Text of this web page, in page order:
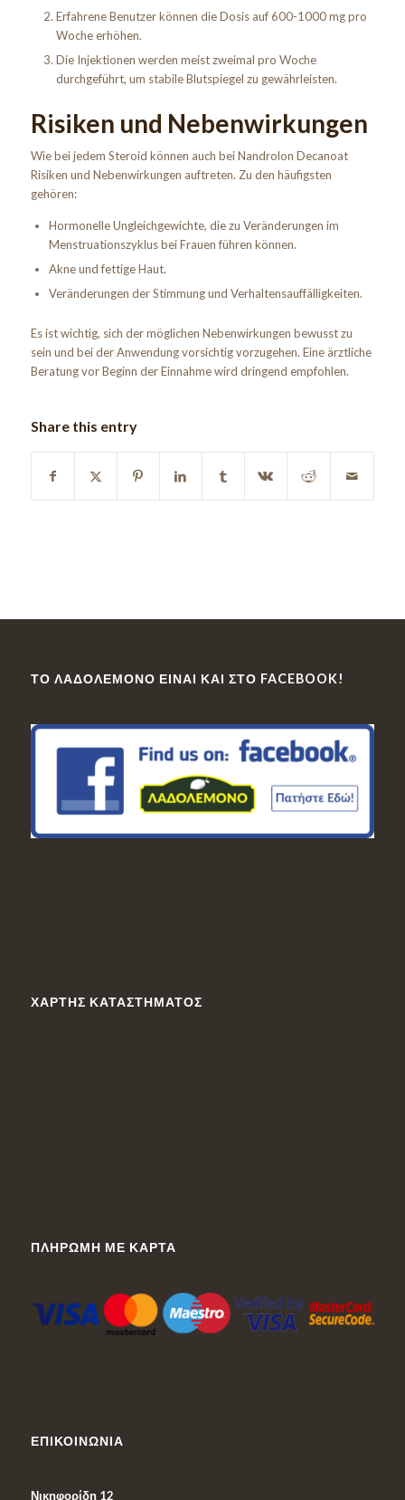
Erfahrene Benutzer können die Dosis auf 600-1000 mg pro
Woche erhöhen.
Die Injektionen werden meist zweimal pro Woche
durchgeführt, um stabile Blutspiegel zu gewährleisten.
Risiken und Nebenwirkungen
Wie bei jedem Steroid können auch bei Nandrolon Decanoat
Risiken und Nebenwirkungen auftreten. Zu den häufigsten
gehören:
Hormonelle Ungleichgewichte, die zu Veränderungen im
Menstruationszyklus bei Frauen führen können.
Akne und fettige Haut.
Veränderungen der Stimmung und Verhaltensauffälligkeiten.
Es ist wichtig, sich der möglichen Nebenwirkungen bewusst zu
sein und bei der Anwendung vorsichtig vorzugehen. Eine ärztliche
Beratung vor Beginn der Einnahme wird dringend empfohlen.
Share this entry
ΤΟ ΛΑΔΟΛΈΜΟΝΟ ΕΊΝΑΙ ΚΑΙ ΣΤΟ FACEBOOK!
ΧΆΡΤΗΣ ΚΑΤΑΣΤΉΜΑΤΟΣ
ΠΛΗΡΩΜΉ ΜΕ ΚΆΡΤΑ
ΕΠΙΚΟΙΝΩΝΊΑ
Νικηφορίδη 12